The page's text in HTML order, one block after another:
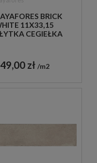
BRICK
11X33,15
CEGIEŁKA
zł m2